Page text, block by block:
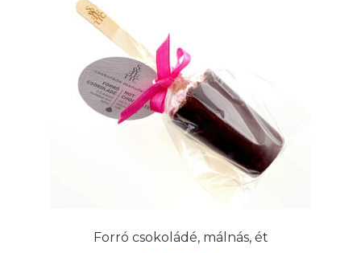
Forró csokoládé, málnás, ét